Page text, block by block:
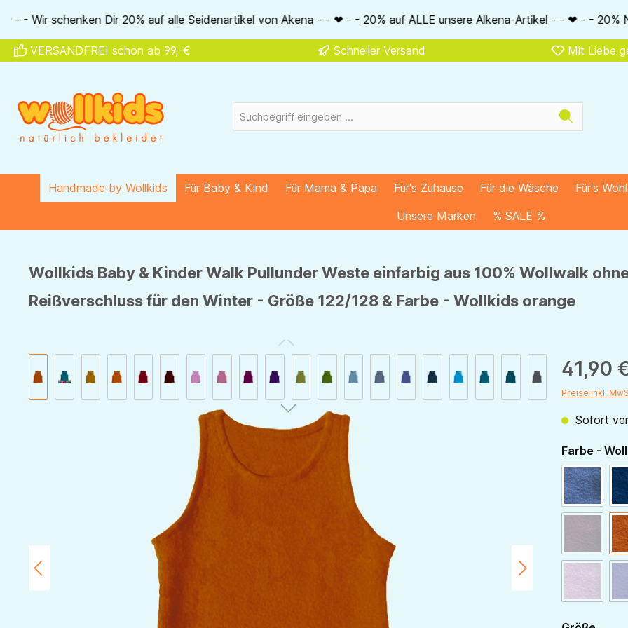
Zur Hauptnavigation springen
auf alle Seidenartikel von Akena - - ❤ - - 20% auf ALLE unsere Alkena-Artikel - - ❤ - - 20% NUR MIT
VERSANDFREI schon ab 99,-€ Schneller Versand Mit Liebe
Handmade by Wollkids Für Baby & Kind Für Mama & Papa Für's Zuhause Für die Wäsche Für's
Unsere Marken
% SALE %
Wollkids Baby & Kinder Walk Pullunder Weste einfarbig aus 100% Wollwalk
Reißverschluss für den Winter - Größe 122/128 & Farbe - Wollkids orange
41,90
Preise inkl.
Sofort
Farbe -
blau
(Diese
(Diese